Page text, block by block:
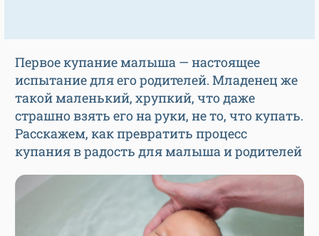
Первое купание малыша — настоящее
испытание для его родителей. Младенец же
такой маленький, хрупкий, что даже
страшно взять его на руки, не то, что купать.
Расскажем, как превратить процесс
купания в радость для малыша и родителей